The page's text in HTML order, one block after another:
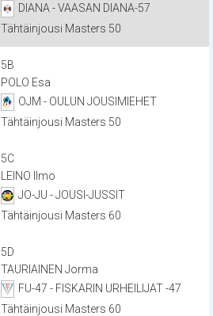
DIANA - VAASAN DIANA-57
Tähtäinjousi Masters 50
5B
POLO Esa
OJM - OULUN JOUSIMIEHET
Tähtäinjousi Masters 50
5C
LEINO Ilmo
JO-JU - JOUSI-JUSSIT
Tähtäinjousi Masters 60
5D
TAURIAINEN Jorma
FU-47 - FISKARIN URHEILIJAT -47
Tähtäinjousi Masters 60